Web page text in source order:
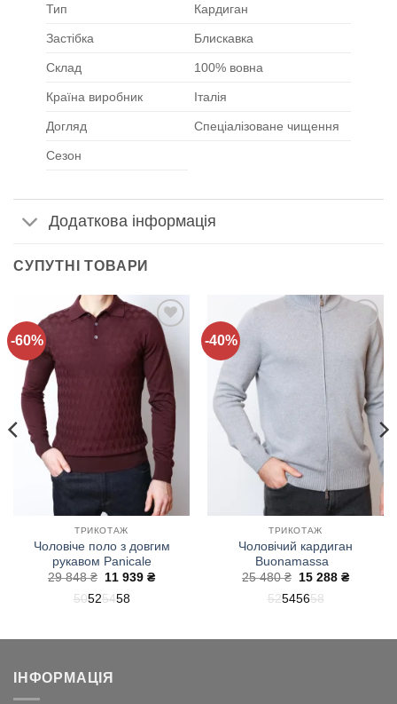
Тип Кардиган
Застібка Блискавка
Склад 100% вовна
Країна виробник Італія
Догляд Спеціалізоване чищення
Сезон
Додаткова інформація
СУПУТНІ ТОВАРИ
-60%
Додати
до
списку
бажань!
ТРИКОТАЖ
Чоловіче поло з довгим
рукавом Panicale
29 848₴
Оригінальна
29
11 939₴Поточна
50525458
-40%
Додати
списку
бажань!
ТРИКОТАЖ
Чоловічий кардиган
Buonamassa
25 480₴
Оригінальна
25
15 288₴Поточна
52545658
ІНФОРМАЦІЯ